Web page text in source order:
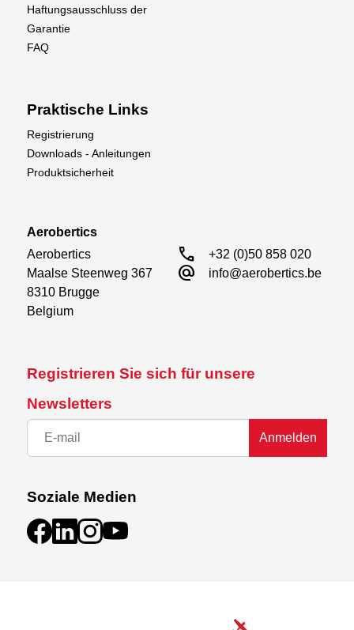
Registrieren Sie sich für unsere
Newsletters
Anmelden
Soziale Medien
Haftungsausschluss der
Garantie
FAQ
Praktische Links
Registrierung
Downloads - Anleitungen
Produktsicherheit
Aerobertics
Aerobertics
Maalse Steenweg 367
8310 Brugge
Belgium
call +32 (0)50 858 020
alternate_email info@aerobertics.be